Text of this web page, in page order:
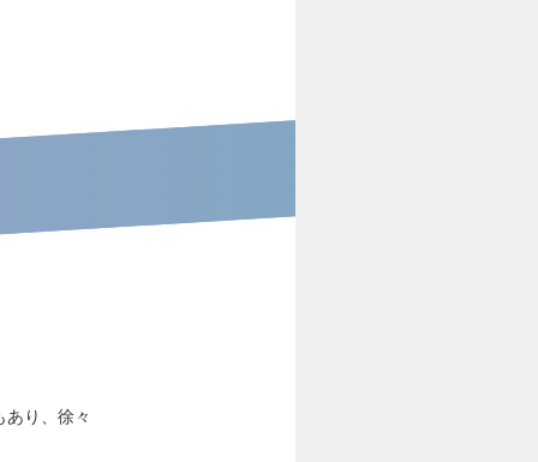
り、徐々